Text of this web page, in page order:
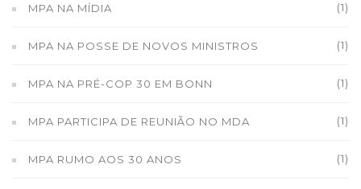
MPA NA MÍDIA (1)
MPA NA POSSE DE NOVOS MINISTROS (1)
MPA NA PRÉ-COP 30 EM BONN (1)
MPA PARTICIPA DE REUNIÃO NO MDA (1)
MPA RUMO AOS 30 ANOS (1)